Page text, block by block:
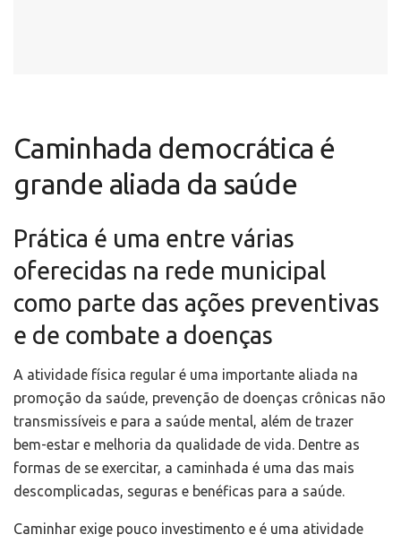
Caminhada democrática é
grande aliada da saúde
Prática é uma entre várias
oferecidas na rede municipal
como parte das ações preventivas
e de combate a doenças
A atividade física regular é uma importante aliada na
promoção da saúde, prevenção de doenças crônicas não
transmissíveis e para a saúde mental, além de trazer
bem-estar e melhoria da qualidade de vida. Dentre as
formas de se exercitar, a caminhada é uma das mais
descomplicadas, seguras e benéficas para a saúde.
Caminhar exige pouco investimento e é uma atividade